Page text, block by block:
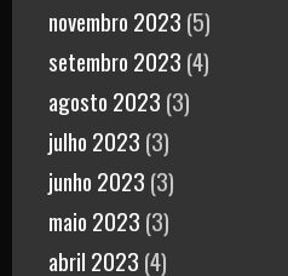
novembro 2023 (5)
setembro 2023 (4)
agosto 2023 (3)
julho 2023 (3)
junho 2023 (3)
maio 2023 (3)
abril 2023 (4)